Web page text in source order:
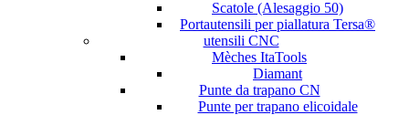
Scatole (Alesaggio 50)
Portautensili per piallatura Tersa®
utensili CNC
Mèches ItaTools
Diamant
Punte da trapano CN
Punte per trapano elicoidale